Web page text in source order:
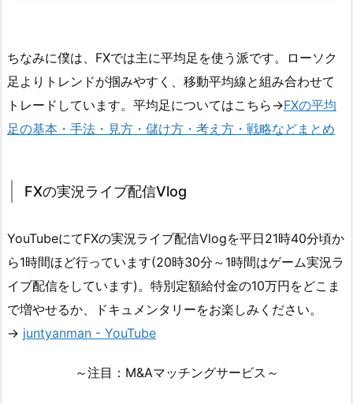
ちなみに僕は、FXでは主に平均足を使う派です。ローソク
足よりトレンドが掴みやすく、移動平均線と組み合わせて
トレードしています。平均足についてはこちら→FXの平均
足の基本・手法・見方・儲け方・考え方・戦略などまとめ
FXの実況ライブ配信Vlog
YouTubeにてFXの実況ライブ配信Vlogを平日21時40分頃か
ら1時間ほど行っています(20時30分～1時間はゲーム実況ラ
イブ配信をしています)。特別定額給付金の10万円をどこま
で増やせるか、ドキュメンタリーをお楽しみください。
→ juntyanman - YouTube
～注目：M&Aマッチングサービス～